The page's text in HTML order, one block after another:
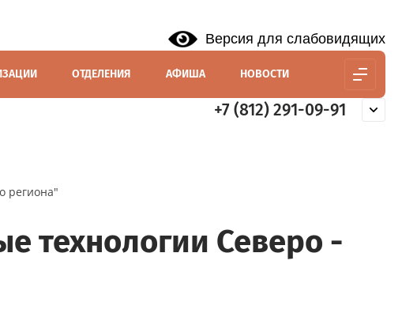
Версия для слабовидящих
ОТДЕЛЕНИЯ АФИША НОВОСТИ
+7 (812) 291-09-91
региона"
технологии Северо -